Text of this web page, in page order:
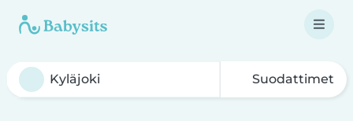
Suodattimet